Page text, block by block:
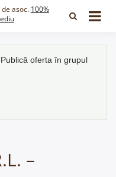
asoc. 100%
oferta în grupul
–